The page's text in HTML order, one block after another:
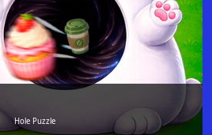
Hole Puzzle